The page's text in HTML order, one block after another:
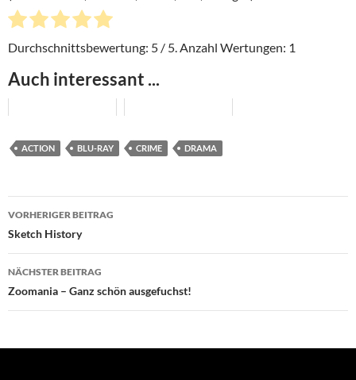
Durchschnittsbewertung: 5 / 5. Anzahl Wertungen: 1
Auch interessant ...
ACTION BLU-RAY CRIME DRAMA
Beitragsnavigation
VORHERIGER BEITRAG
Sketch History
NÄCHSTER BEITRAG
Zoomania – Ganz schön ausgefuchst!